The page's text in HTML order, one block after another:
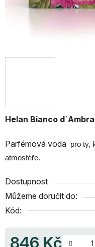
Helan Bianco
Parfémová voda pro ty,
atmosféře.
Dostupnost
Můžeme doručit do:
Kód:
846 Kč